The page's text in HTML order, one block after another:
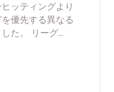
ッティングより
優先する異なる
た。 リーグ…